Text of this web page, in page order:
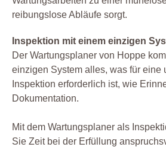
reibungslose Abläufe sorgt.
Inspektion mit einem einzigen
Der Wartungsplaner von Hoppe
einzigen System alles, was für eine
Inspektion erforderlich ist, wie
Dokumentation.
Mit dem Wartungsplaner als
Sie Zeit bei der Erfüllung